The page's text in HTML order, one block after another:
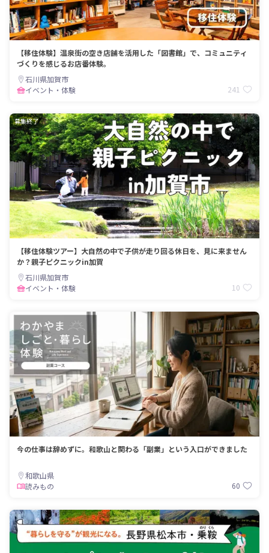
【移住体験】温泉街の空き店舗を活用した「図書館」で、コミュニティ
づくりを感じるお店番体験。
石川県加賀市
イベント・体験
241
募集終了
【移住体験ツアー】大自然の中で子供が走り回る休日を、見に来ません
か？親子ピクニックin加賀
石川県加賀市
イベント・体験
10
今の仕事は辞めずに。和歌山と関わる「副業」という入口ができました
和歌山県
読みもの
60